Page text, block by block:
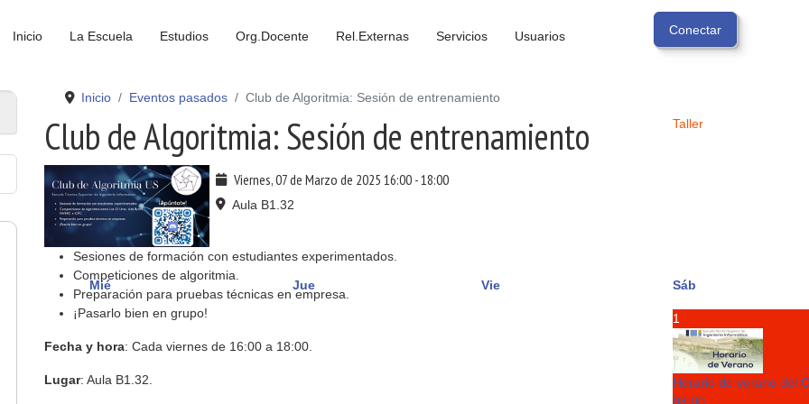
Inicio La Escuela Estudios Org.Docente Rel.Externas Servicios Usuarios
Mié Jue Vie Sáb
1
Horario de verano del
Inicio Eventos pasados Club de Algoritmia: Sesión de entrenamiento
Club de Algoritmia: Sesión de entrenamiento Taller
Viernes, 07 de Marzo de 2025 16:00-18:00
Aula B1.32
Sesiones de formación con estudiantes experimentados.
Competiciones de algoritmia.
Preparación para pruebas técnicas en empresa.
¡Pasarlo bien en grupo!
Fecha y hora: Cada viernes de 16:00 a 18:00.
Lugar: Aula B1.32.